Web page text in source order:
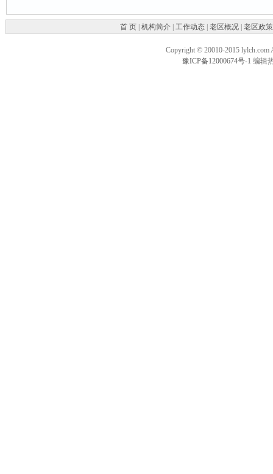
首 页| 机构简介| 工作动态| 老区概况| 老区政策
Copyright © 20010-2015
豫ICP备12000674号-1 编辑